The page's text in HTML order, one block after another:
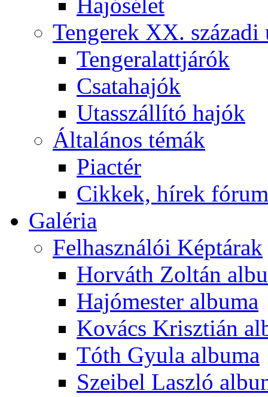
Tengerek XX. századi
Tengeralattjárók
Csatahajók
Utasszállító hajók
Általános témák
Piactér
Cikkek, hírek
Galéria
Felhasználói Képtárak
Horváth Zoltán
Hajómester albuma
Kovács Krisztián
Tóth Gyula albuma
Szeibel Laszló